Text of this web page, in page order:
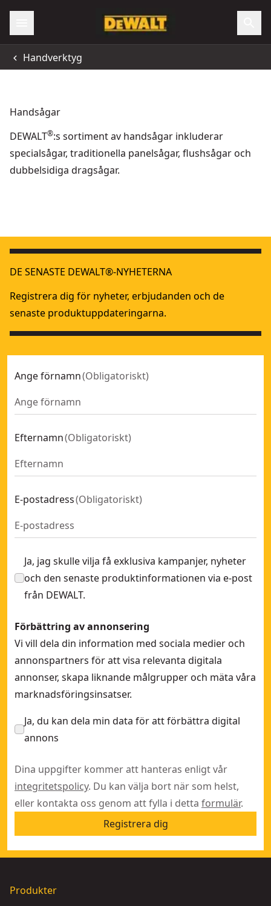
Handverktyg
Handsågar
DEWALT®:s sortiment av handsågar inkluderar
specialsågar, traditionella panelsågar, flushsågar och
dubbelsidiga dragsågar.
DE SENASTE DEWALT®-NYHETERNA
Registrera dig för nyheter, erbjudanden och de
senaste produktuppdateringarna.
Ange förnamn(Obligatoriskt)
Efternamn(Obligatoriskt)
E-postadress(Obligatoriskt)
Ja, jag skulle vilja få exklusiva kampanjer, nyheter
och den senaste produktinformationen via e-post
från DEWALT.
Förbättring av annonsering
Vi vill dela din information med sociala medier och
annonspartners för att visa relevanta digitala
annonser, skapa liknande målgrupper och mäta våra
marknadsföringsinsatser.
Ja, du kan dela min data för att förbättra digital
annons
Dina uppgifter kommer att hanteras enligt vår
integritetspolicy. Du kan välja bort när som helst,
eller kontakta oss genom att fylla i detta formulär.
Registrera dig
Produkter